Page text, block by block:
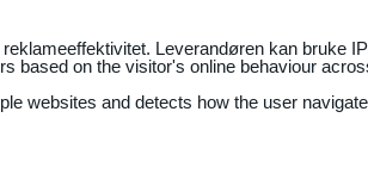
Leverandøren kan bruke
based on the visitor's online behaviour
websites and detects how the user